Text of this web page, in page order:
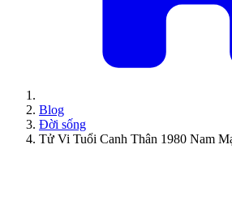
Blog
Đời sống
Tử Vi Tuổi Canh Thân 1980 Nam